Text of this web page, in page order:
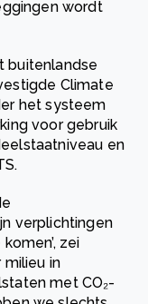
wordt
buitenlandse
Climate
het systeem
voor gebruik
en
verplichtingen
zei
milieu in
met CO₂-